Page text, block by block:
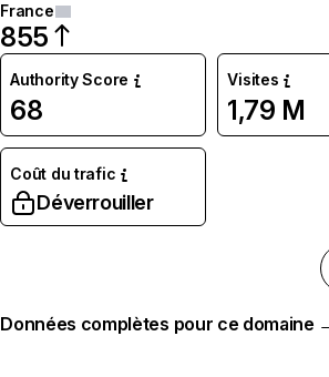
France
855
Authority Score
68
Visites
1,79 M
Coût du trafic
Déverrouiller
Données complètes pour ce domaine